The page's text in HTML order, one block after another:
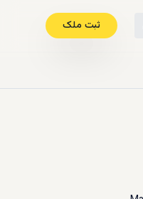
ثبت ملک